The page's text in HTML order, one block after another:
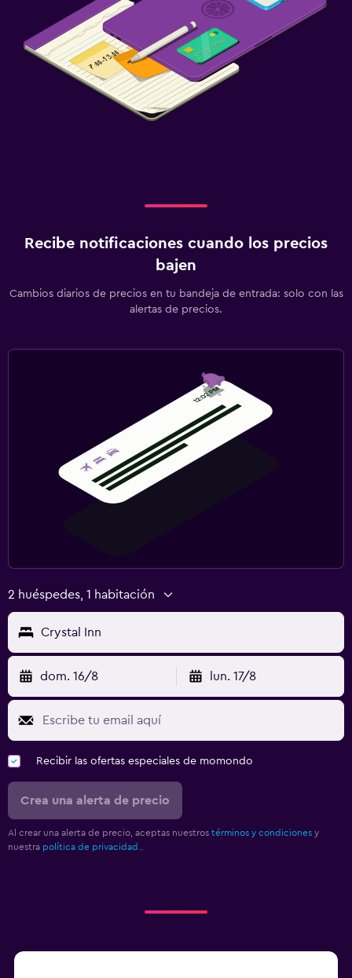
Recibe notificaciones cuando los precios
bajen
Cambios diarios de precios en tu bandeja de entrada: solo con las
alertas de precios.
2 huéspedes, 1 habitación
Crystal Inn
dom. 16/8 lun. 17/8
Recibir las ofertas especiales de momondo
Crea una alerta de precio
Al crear una alerta de precio, aceptas nuestros términos y condiciones y
nuestra política de privacidad.